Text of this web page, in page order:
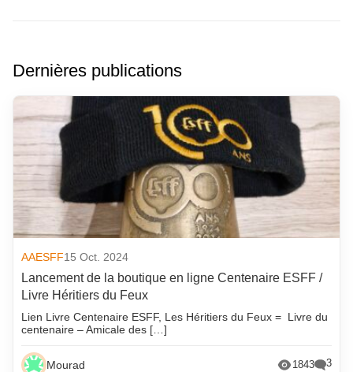
Dernières publications
AAESFF15 Oct. 2024
Lancement de la boutique en ligne Centenaire ESFF /
Livre Héritiers du Feux
Lien Livre Centenaire ESFF, Les Héritiers du Feux = Livre du
centenaire – Amicale des […]
Mourad 1843 3